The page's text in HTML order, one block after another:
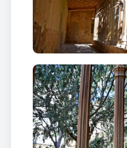
Dissortat- que era
contra els acords
capturat i
d’Antequera. La
el Castell Formós
claustre de Sant
desaparèixer.
d’assignar 2.100